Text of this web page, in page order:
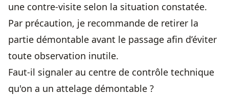
une contre-visite selon la situation constatée.
Par précaution, je recommande de retirer la
partie démontable avant le passage afin d’éviter
toute observation inutile.
Faut-il signaler au centre de contrôle technique
qu'on a un attelage démontable ?